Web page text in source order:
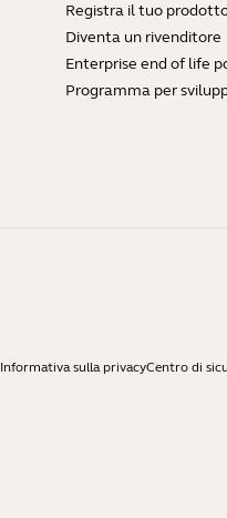
Registra il tuo
Diventa un rivenditore
Enterprise end of life
Programma per
Informativa sulla privacyCentro di